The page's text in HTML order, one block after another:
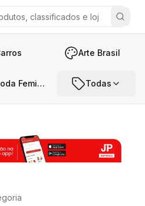
Arte Brasil
Moda Feminina Todas